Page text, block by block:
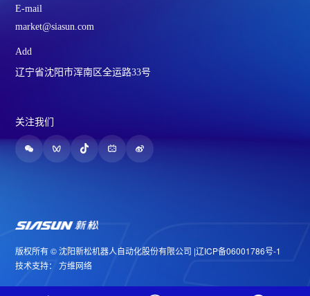
E-mail
market@siasun.com
Add
辽宁省沈阳市浑南区全运路33号
版权所有 © 沈阳新松机器人自动化股份有限公司 |辽ICP备06001786号-1
技术支持：
方维网络
关注我们